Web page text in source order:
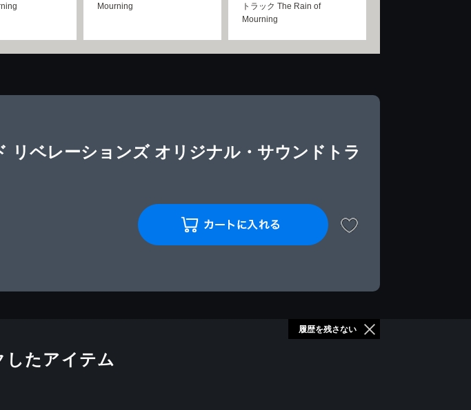
Mourning
トラック The Rain of
Mourning
リベレーションズ オリジナル・サウンドトラ
したアイテム
履歴を残さない